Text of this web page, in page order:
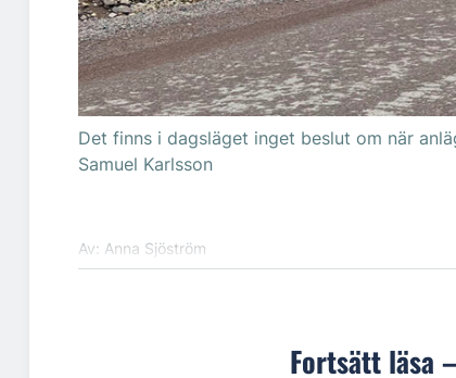
Det finns i dagsläget inget beslut om när
Samuel Karlsson
Av: Anna Sjöström
Fortsätt läsa